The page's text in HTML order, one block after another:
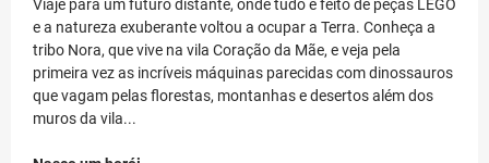
Viaje para um futuro distante, onde tudo é feito de peças LEGO
e a natureza exuberante voltou a ocupar a Terra. Conheça a
tribo Nora, que vive na vila Coração da Mãe, e veja pela
primeira vez as incríveis máquinas parecidas com dinossauros
que vagam pelas florestas, montanhas e desertos além dos
muros da vila...